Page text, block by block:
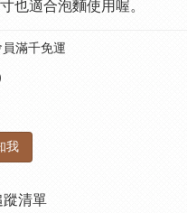
也適合泡麵使用喔。
滿千免運
我
蹤清單